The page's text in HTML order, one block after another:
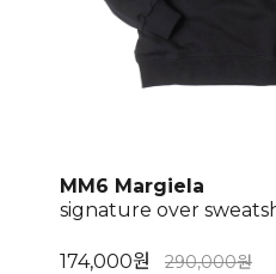
MM6 Margiela
signature over
174,000원 290,000원